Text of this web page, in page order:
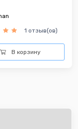
1 отзыв(ов)
В корзину